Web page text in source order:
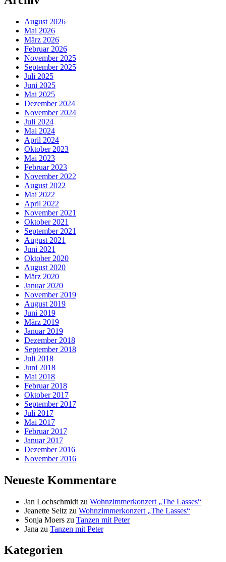
August 2026
Mai 2026
März 2026
Februar 2026
November 2025
September 2025
Juli 2025
Juni 2025
Mai 2025
Dezember 2024
November 2024
Juli 2024
Mai 2024
April 2024
Oktober 2023
Mai 2023
Februar 2023
November 2022
August 2022
Mai 2022
April 2022
November 2021
Oktober 2021
September 2021
August 2021
Juni 2021
Oktober 2020
August 2020
März 2020
Januar 2020
November 2019
August 2019
Juni 2019
März 2019
Januar 2019
Dezember 2018
September 2018
Juli 2018
Juni 2018
Mai 2018
Februar 2018
Oktober 2017
September 2017
Juli 2017
Mai 2017
Februar 2017
Januar 2017
Dezember 2016
November 2016
Neueste Kommentare
Jan Lochschmidt zu Wohnzimmerkonzert „The Lasses“
Jeanette Seitz zu Wohnzimmerkonzert „The Lasses“
Sonja Moers zu Tanzen mit Peter
Jana zu Tanzen mit Peter
Kategorien